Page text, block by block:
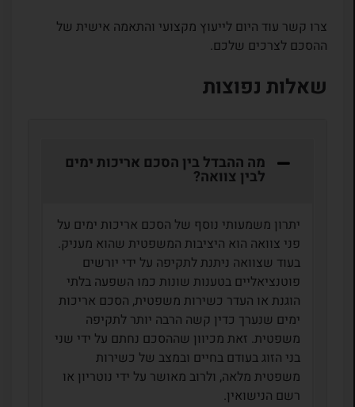
צרו קשר עוד היום לייעוץ מקצועי והתאמה אישית של
ההסכם לצרכים שלכם.
שאלות נפוצות
מה ההבדל בין הסכם אריכות ימים
לבין צוואה?
יתרון משמעותי נוסף של הסכם אריכות ימים על
פני צוואה הוא היציבות המשפטית שהוא מעניק.
בעוד שצוואה ניתנת לתקיפה על ידי יורשים
פוטנציאליים בטענות שונות כמו השפעה בלתי
הוגנת או העדר כשירות משפטית, הסכם אריכות
ימים שנערך כדין קשה הרבה יותר לתקיפה
משפטית. זאת מכיוון שההסכם נחתם על ידי שני
בני הזוג בעודם בחיים ובמצב של כשירות
משפטית מלאה, ולרוב מאושר על ידי נוטריון או
רשם הנישואין.